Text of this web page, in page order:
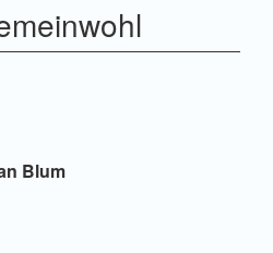
Blum